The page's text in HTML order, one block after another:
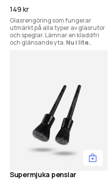
149 kr
Glasrengöring som fungerar
utmärkt på alla typer av glasrutor
och speglar. Lämnar en kladdfri
och glänsande yta. Nu i lite
Supermjuka penslar